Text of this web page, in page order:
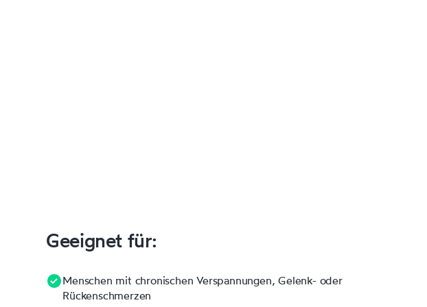
Geeignet für:
Menschen mit chronischen Verspannungen, Gelenk- oder
Rückenschmerzen